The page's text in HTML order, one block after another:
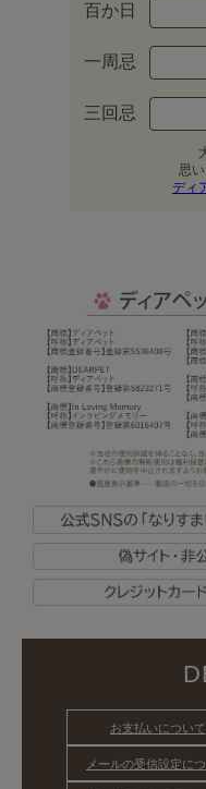
お支払いについて
メールの受信設定に